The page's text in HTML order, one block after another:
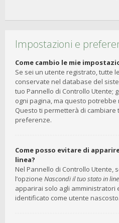
Impostazioni e
Come cambio le mie
Se sei un utente registrato, tutte
conservate nel database del
tuo Pannello di Controllo Utente;
ogni pagina, ma questo
Questo ti permetterà di
preferenze.
Come posso evitare di
linea?
Nel Pannello di Controllo Utente,
l’opzione Nascondi il tuo stato in
apparirai solo agli amministratori
identificato come utente nascosto.